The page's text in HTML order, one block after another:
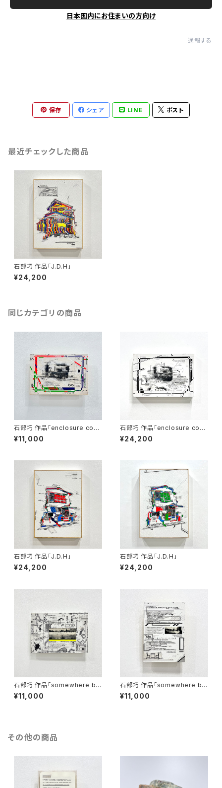
日本国内にお住まいの方向け
通報する
保存 シェア LINE ポスト
最近チェックした商品
石部巧 作品「J.D.H」
¥24,200
同じカテゴリの商品
石部巧 作品「enclosure com
position」
¥11,000
石部巧 作品「enclosure com
position」
¥24,200
石部巧 作品「J.D.H」
¥24,200
石部巧 作品「J.D.H」
¥24,200
石部巧 作品「somewhere be
tween black and white」
¥11,000
石部巧 作品「somewhere be
tween black and white」
¥11,000
その他の商品